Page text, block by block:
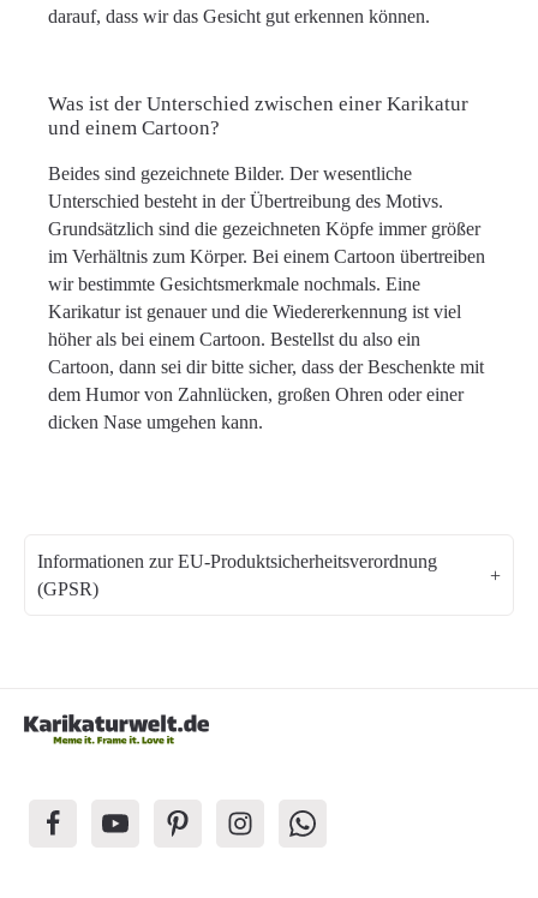
darauf, dass wir das Gesicht gut erkennen können.
Was ist der Unterschied zwischen einer Karikatur
und einem Cartoon?
Beides sind gezeichnete Bilder. Der wesentliche
Unterschied besteht in der Übertreibung des Motivs.
Grundsätzlich sind die gezeichneten Köpfe immer größer
im Verhältnis zum Körper. Bei einem Cartoon übertreiben
wir bestimmte Gesichtsmerkmale nochmals. Eine
Karikatur ist genauer und die Wiedererkennung ist viel
höher als bei einem Cartoon. Bestellst du also ein
Cartoon, dann sei dir bitte sicher, dass der Beschenkte mit
dem Humor von Zahnlücken, großen Ohren oder einer
dicken Nase umgehen kann.
Informationen zur EU-Produktsicherheitsverordnung
(GPSR)